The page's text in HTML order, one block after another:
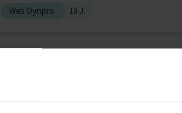
Web Dynpro
18 J.